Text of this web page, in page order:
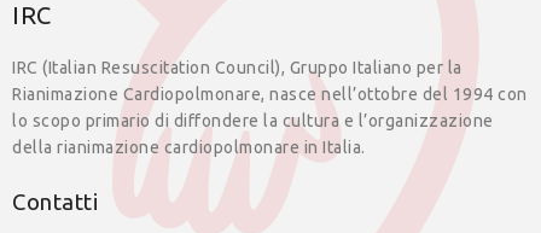
IRC
IRC (Italian Resuscitation Council), Gruppo Italiano per la
Rianimazione Cardiopolmonare, nasce nell’ottobre del 1994 con
lo scopo primario di diffondere la cultura e l’organizzazione
della rianimazione cardiopolmonare in Italia.
Contatti